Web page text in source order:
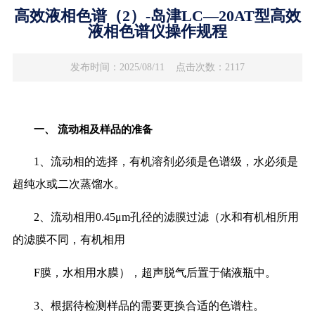
高效液相色谱（2）-岛津LC—20AT型高效
液相色谱仪操作规程
发布时间：2025/08/11 点击次数：2117
一、 流动相及样品的准备
1、流动相的选择，有机溶剂必须是色谱级，水必须是
超纯水或二次蒸馏水。
2、流动相用0.45μm孔径的滤膜过滤（水和有机相所用
的滤膜不同，有机相用
F膜，水相用水膜），超声脱气后置于储液瓶中。
3、根据待检测样品的需要更换合适的色谱柱。